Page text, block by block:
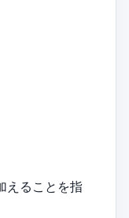
えることを指